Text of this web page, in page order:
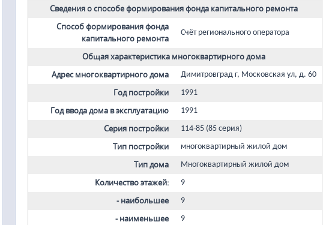
Сведения о способе формирования фонда капитального ремонта
Способ формирования фонда
капитального ремонта
Счёт регионального оператора
Общая характеристика многоквартирного дома
Адрес многоквартирного дома
Димитровград г, Московская ул, д. 60
Год постройки 1991
Год ввода дома в эксплуатацию 1991
Серия постройки 114-85 (85 серия)
Тип постройки многоквартирный жилой дом
Тип дома Многоквартирный жилой дом
Количество этажей: 9
- наибольшее 9
- наименьшее 9